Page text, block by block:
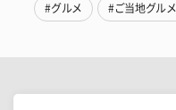
#グルメ #ご当地グルメ